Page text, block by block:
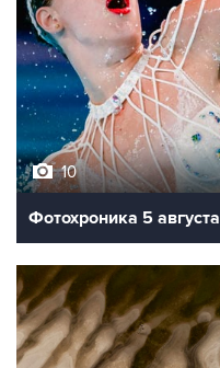
10
Фотохроника 5 августа